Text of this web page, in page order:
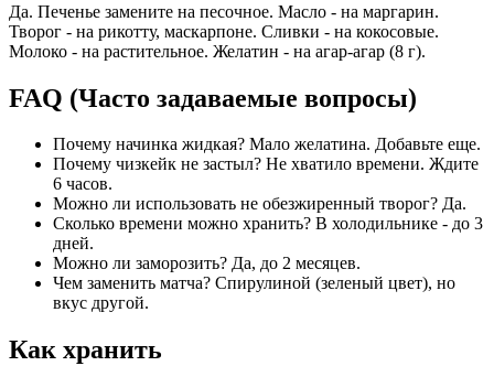
Да. Печенье замените на песочное. Масло - на маргарин.
Творог - на рикотту, маскарпоне. Сливки - на кокосовые.
Молоко - на растительное. Желатин - на агар-агар (8 г).
FAQ (Часто задаваемые вопросы)
Почему начинка жидкая? Мало желатина. Добавьте еще.
Почему чизкейк не застыл? Не хватило времени. Ждите
6 часов.
Можно ли использовать не обезжиренный творог? Да.
Сколько времени можно хранить? В холодильнике - до 3
дней.
Можно ли заморозить? Да, до 2 месяцев.
Чем заменить матча? Спирулиной (зеленый цвет), но
вкус другой.
Как хранить